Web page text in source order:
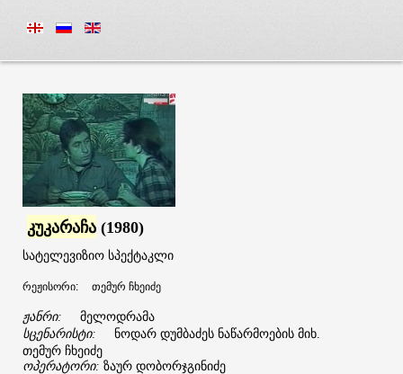
კუკარაჩა (1980)
სატელევიზიო სპექტაკლი
რეჟისორი: თემურ ჩხეიძე
ჟანრი:
მელოდრამა
სცენარისტი: ნოდარ დუმბაძეს ნაწარმოების მიხ.
თემურ ჩხეიძე
ოპერატორი: ზაურ დობორჯგინიძე